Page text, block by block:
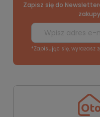
Zapisz się do
*Zapisując się, wyrażasz